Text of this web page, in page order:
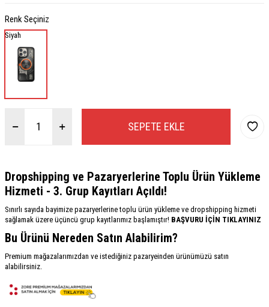
Renk Seçiniz
Siyah
SEPETE EKLE
Dropshipping ve Pazaryerlerine Toplu Ürün Yükleme
Hizmeti - 3. Grup Kayıtları Açıldı!
Sınırlı sayıda bayimize pazaryerlerine toplu ürün yükleme ve dropshipping hizmeti
sağlamak üzere üçüncü grup kayıtlarımız başlamıştır! BAŞVURU İÇİN TIKLAYINIZ
Bu Ürünü Nereden Satın Alabilirim?
Premium mağazalarımızdan ve istediğiniz pazaryeinden ürünümüzü satın
alabilirsiniz.